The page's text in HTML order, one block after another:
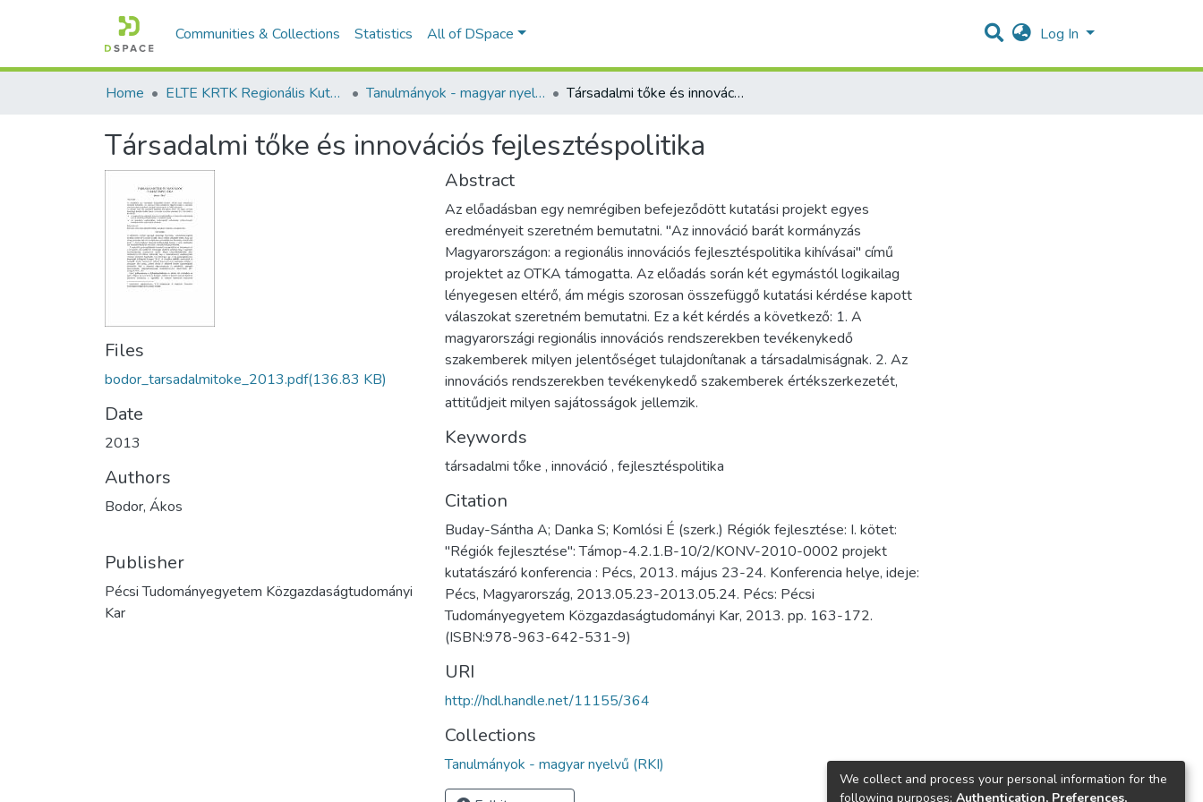
Communities & Collections Statistics All of DSpace Log In
Home ELTE KRTK Regionális Kutatások Intézete Tanulmányok - magyar nyelvű (RKI) Társadalmi tőke és innovációs fejlesztéspolitika
Társadalmi tőke és innovációs fejlesztéspolitika
Files
bodor_tarsadalmitoke_2013.pdf(136.83 KB)
Date
2013
Authors
Bodor, Ákos
Publisher
Pécsi Tudományegyetem Közgazdaságtudományi
Kar
Abstract
Az előadásban egy nemrégiben befejeződött kutatási projekt egyes
eredményeit szeretném bemutatni. "Az innováció barát kormányzás
Magyarországon: a regionális innovációs fejlesztéspolitika kihívásai" című
projektet az OTKA támogatta. Az előadás során két egymástól logikailag
lényegesen eltérő, ám mégis szorosan összefüggő kutatási kérdése kapott
válaszokat szeretném bemutatni. Ez a két kérdés a következő: 1. A
magyarországi regionális innovációs rendszerekben tevékenykedő
szakemberek milyen jelentőséget tulajdonítanak a társadalmiságnak. 2. Az
innovációs rendszerekben tevékenykedő szakemberek értékszerkezetét,
attitűdjeit milyen sajátosságok jellemzik.
Keywords
társadalmi tőke , innováció , fejlesztéspolitika
Citation
Buday-Sántha A; Danka S; Komlósi É (szerk.) Régiók fejlesztése: I. kötet:
"Régiók fejlesztése": Támop-4.2.1.B-10/2/KONV-2010-0002 projekt
kutatászáró konferencia : Pécs, 2013. május 23-24. Konferencia helye, ideje:
Pécs, Magyarország, 2013.05.23-2013.05.24. Pécs: Pécsi
Tudományegyetem Közgazdaságtudományi Kar, 2013. pp. 163-172.
(ISBN:978-963-642-531-9)
URI
http://hdl.handle.net/11155/364
Collections
Tanulmányok - magyar nyelvű (RKI)
We collect and process your personal information for the
following purposes: Authentication, Preferences,